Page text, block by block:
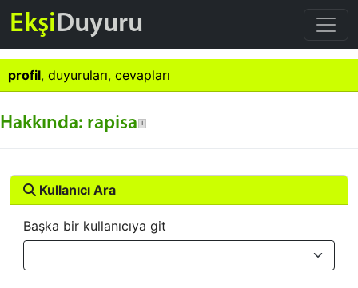
EkşiDuyuru
profil, duyuruları, cevapları
Hakkında: rapisa
Kullanıcı Ara
Başka bir kullanıcıya git